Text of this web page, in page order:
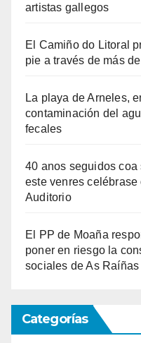
artistas gallegos
El Camiño do Litoral
pie a través de más
La playa de Arneles,
contaminación del
fecales
40 anos seguidos
este venres
Auditorio
El PP de Moaña
poner en riesgo la
sociales de As Raíñas
Categorías